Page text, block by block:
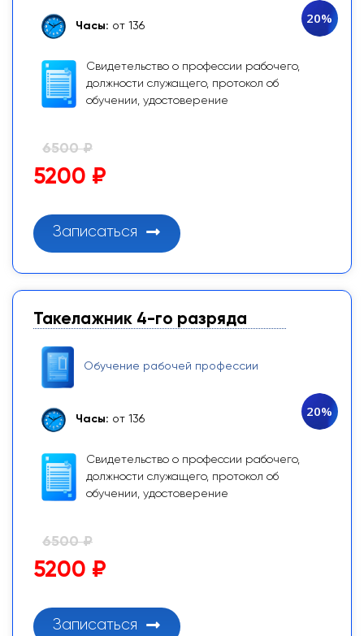
Часы: от 136
Свидетельство о профессии рабочего,
должности служащего, протокол об
обучении, удостоверение
20%
6500 ₽
5200 ₽
Записаться
Такелажник 4-го разряда
Обучение рабочей профессии
Часы: от 136
Свидетельство о профессии рабочего,
должности служащего, протокол об
обучении, удостоверение
20%
6500 ₽
5200 ₽
Записаться